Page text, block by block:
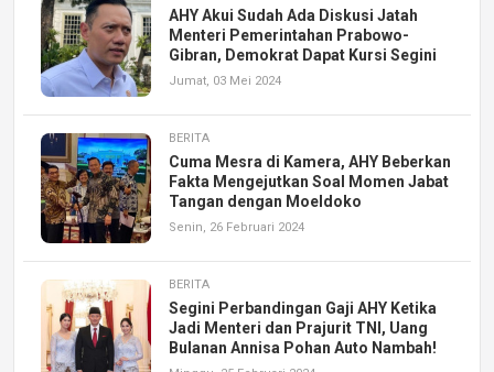
AHY Akui Sudah Ada Diskusi Jatah
Menteri Pemerintahan Prabowo-
Gibran, Demokrat Dapat Kursi Segini
Jumat, 03 Mei 2024
BERITA
Cuma Mesra di Kamera, AHY Beberkan
Fakta Mengejutkan Soal Momen Jabat
Tangan dengan Moeldoko
Senin, 26 Februari 2024
BERITA
Segini Perbandingan Gaji AHY Ketika
Jadi Menteri dan Prajurit TNI, Uang
Bulanan Annisa Pohan Auto Nambah!